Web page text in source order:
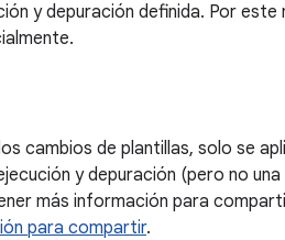
y depuración definida. Por
cambios de plantillas, solo se
y depuración (pero no una
más información para
para compartir.